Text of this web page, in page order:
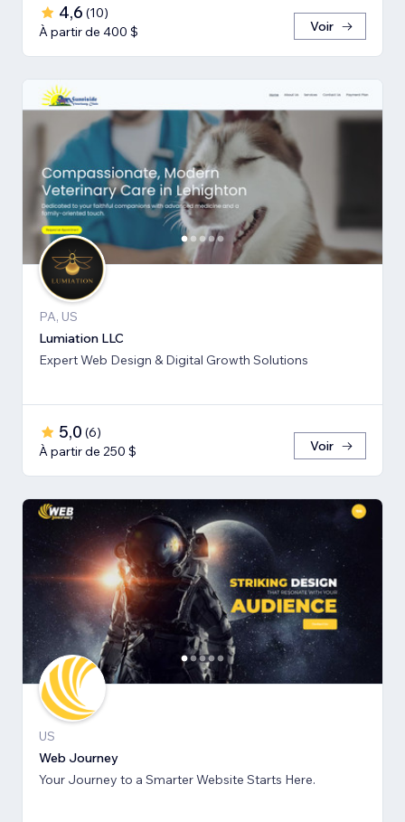
4,6 (10)
À partir de 400 $
Voir
PA, US
Lumiation LLC
Expert Web Design & Digital Growth Solutions
5,0 (6)
À partir de 250 $
Voir
US
Web Journey
Your Journey to a Smarter Website Starts Here.